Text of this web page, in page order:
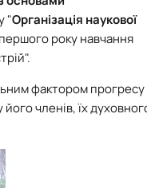
"Організація наукової
року навчання
фактором прогресу
членів, їх